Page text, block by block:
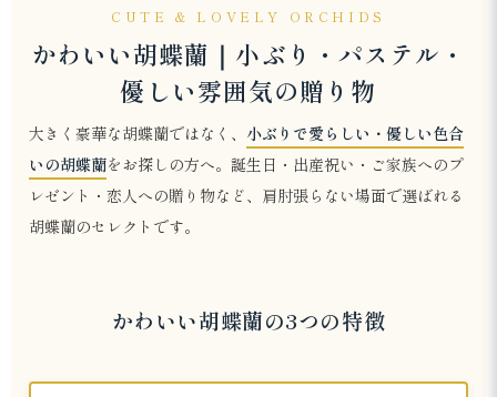
CUTE & LOVELY ORCHIDS
かわいい胡蝶蘭｜小ぶり・パステル・
優しい雰囲気の贈り物
大きく豪華な胡蝶蘭ではなく、 小ぶりで愛らしい・優しい色合
いの胡蝶蘭をお探しの方へ。誕生日・出産祝い・ご家族へのプ
レゼント・恋人への贈り物など、肩肘張らない場面で選ばれる
胡蝶蘭のセレクトです。
かわいい胡蝶蘭の3つの特徴